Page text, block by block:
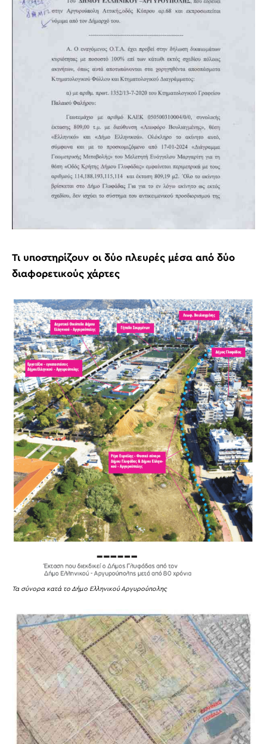
Τι υποστηρίζουν οι δύο πλευρές μέσα από δύο
διαφορετικούς χάρτες
Τα σύνορα κατά το Δήμο Ελληνικού Αργυρούπολης